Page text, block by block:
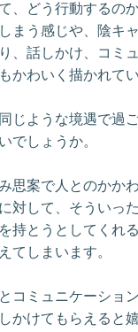
、どう行動するの
まう感じや、陰キ
、話しかけ、コミ
かわいく描かれてい
じような境遇で過
でしょうか。
思案で人とのかか
対して、そういっ
持とうとしてくれ
てしまいます。
コミュニケーショ
かけてもらえると